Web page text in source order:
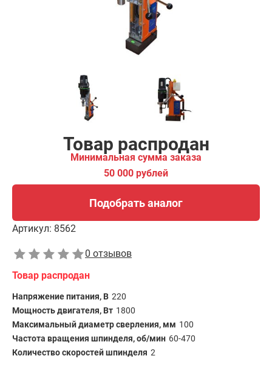
Товар распродан
Минимальная сумма заказа
50 000 рублей
Подобрать аналог
Артикул: 8562
0 отзывов
Товар распродан
Напряжение питания, В 220
Мощность двигателя, Вт 1800
Максимальный диаметр сверления, мм 100
Частота вращения шпинделя, об/мин 60-470
Количество скоростей шпинделя 2